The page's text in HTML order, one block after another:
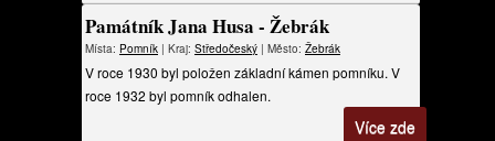
Památník Jana Husa - Žebrák
Místa: Pomník | Kraj: Středočeský | Město: Žebrák
V roce 1930 byl položen základní kámen pomníku. V
roce 1932 byl pomník odhalen.
Více zde